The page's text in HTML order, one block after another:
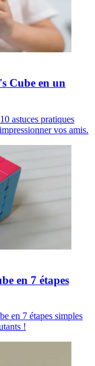
Cube en un
astuces pratiques
vos amis.
en 7 étapes
en 7 étapes simples
!